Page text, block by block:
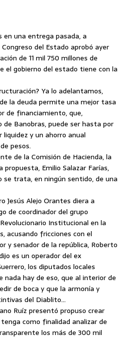
una entrega pasada, a
del Estado aprobó ayer
de 11 mil 750 millones de
el gobierno del estado tiene con la
Ya lo adelantamos,
la deuda permite una mejor tasa
de financiamiento, que,
Banobras, puede ser hasta por
y un ahorro anual
pesos.
de la Comisión de Hacienda, la
Emilio Salazar Farías,
se trata, en ningún sentido, de una
Jesús Alejo Orantes diera a
de coordinador del grupo
Institucional en la
acusando fricciones con el
y senador de la república, Roberto
es un operador del ex
los diputados locales
nada hay de eso, que al interior de
de boca y que la armonía y
del Diablito…
Ruíz presentó propuso crear
como finalidad analizar de
los más de 300 mil